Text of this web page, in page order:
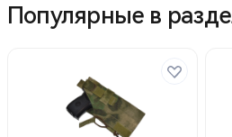
Популярные в